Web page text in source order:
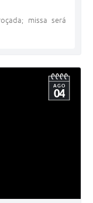
missa será
AGO
04